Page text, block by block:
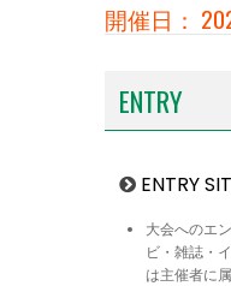
開催日：
ENTRY
ENTRY
大会へのエ
ビ・雑誌・
は主催者に